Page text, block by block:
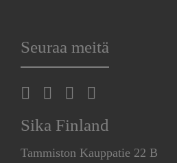
Seuraa meitä
Sika Finland
Tammiston Kauppatie 22 B